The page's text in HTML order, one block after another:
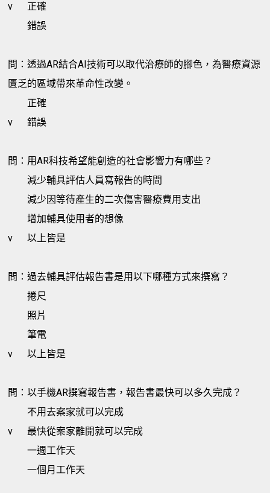
v
正確
錯誤
問：透過AR結合AI技術可以取代治療師的腳色，為醫療資源
匱乏的區域帶來革命性改變。
正確
v
錯誤
問：用AR科技希望能創造的社會影響力有哪些？
減少輔具評估人員寫報告的時間
減少因等待產生的二次傷害醫療費用支出
增加輔具使用者的想像
v
以上皆是
問：過去輔具評估報告書是用以下哪種方式來撰寫？
捲尺
照片
筆電
v
以上皆是
問：以手機AR撰寫報告書，報告書最快可以多久完成？
不用去案家就可以完成
v
最快從案家離開就可以完成
一週工作天
一個月工作天